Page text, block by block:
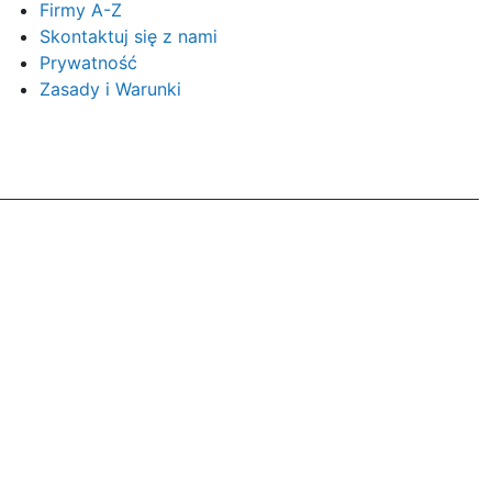
Firmy A-Z
Skontaktuj się z nami
Prywatność
Zasady i Warunki